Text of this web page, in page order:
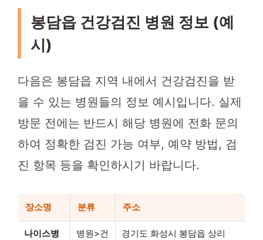
봉담읍 건강검진 병원 정보 (예
시)
다음은 봉담읍 지역 내에서 건강검진을 받
을 수 있는 병원들의 정보 예시입니다. 실제
방문 전에는 반드시 해당 병원에 전화 문의
하여 정확한 검진 가능 여부, 예약 방법, 검
진 항목 등을 확인하시기 바랍니다.
장소명 분류 주소
나이스병
병원>건
경기도 화성시 봉담읍 상리